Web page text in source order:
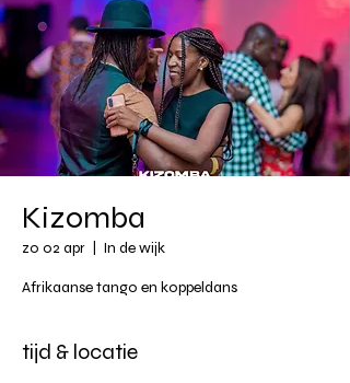
Kizomba
zo 02 apr In de wijk
Afrikaanse tango en koppeldans
tijd & locatie